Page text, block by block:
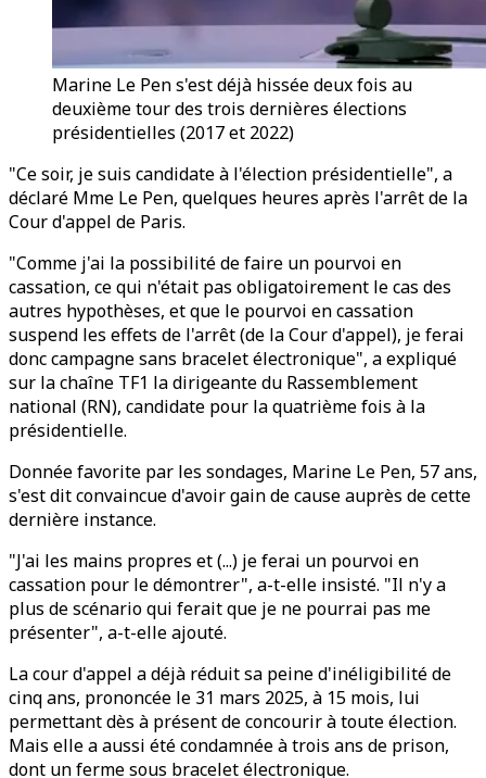
Marine Le Pen s'est déjà hissée deux fois au
deuxième tour des trois dernières élections
présidentielles (2017 et 2022)
"Ce soir, je suis candidate à l'élection présidentielle", a
déclaré Mme Le Pen, quelques heures après l'arrêt de la
Cour d'appel de Paris.
"Comme j'ai la possibilité de faire un pourvoi en
cassation, ce qui n'était pas obligatoirement le cas des
autres hypothèses, et que le pourvoi en cassation
suspend les effets de l'arrêt (de la Cour d'appel), je ferai
donc campagne sans bracelet électronique", a expliqué
sur la chaîne TF1 la dirigeante du Rassemblement
national (RN), candidate pour la quatrième fois à la
présidentielle.
Donnée favorite par les sondages, Marine Le Pen, 57 ans,
s'est dit convaincue d'avoir gain de cause auprès de cette
dernière instance.
"J'ai les mains propres et (...) je ferai un pourvoi en
cassation pour le démontrer", a-t-elle insisté. "Il n'y a
plus de scénario qui ferait que je ne pourrai pas me
présenter", a-t-elle ajouté.
La cour d'appel a déjà réduit sa peine d'inéligibilité de
cinq ans, prononcée le 31 mars 2025, à 15 mois, lui
permettant dès à présent de concourir à toute élection.
Mais elle a aussi été condamnée à trois ans de prison,
dont un ferme sous bracelet électronique.